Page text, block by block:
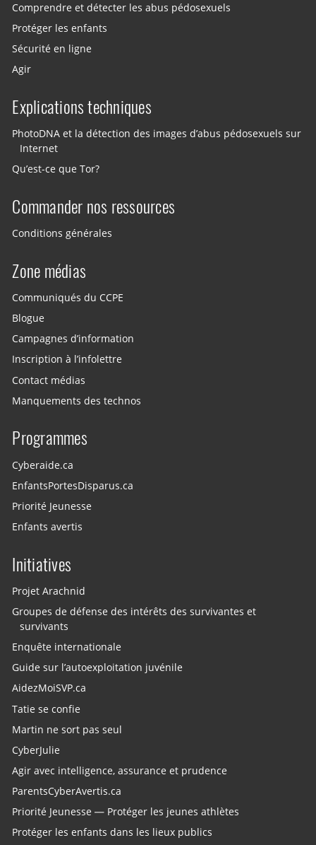
Comprendre et détecter les abus pédosexuels
Protéger les enfants
Sécurité en ligne
Agir
Explications techniques
PhotoDNA et la détection des images d’abus pédosexuels sur
Internet
Qu’est-ce que Tor?
Commander nos ressources
Conditions générales
Zone médias
Communiqués du CCPE
Blogue
Campagnes d’information
Inscription à l’infolettre
Contact médias
Manquements des technos
Programmes
Cyberaide.ca
EnfantsPortesDisparus.ca
Priorité Jeunesse
Enfants avertis
Initiatives
Projet Arachnid
Groupes de défense des intérêts des survivantes et
survivants
Enquête internationale
Guide sur l’autoexploitation juvénile
AidezMoiSVP.ca
Tatie se confie
Martin ne sort pas seul
CyberJulie
Agir avec intelligence, assurance et prudence
ParentsCyberAvertis.ca
Priorité Jeunesse — Protéger les jeunes athlètes
Protéger les enfants dans les lieux publics